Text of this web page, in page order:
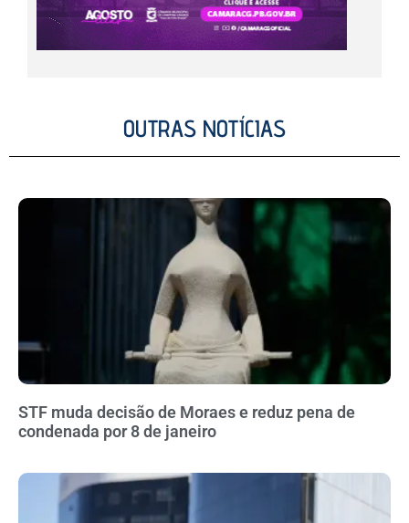
OUTRAS NOTÍCIAS
STF muda decisão de Moraes e reduz pena de
condenada por 8 de janeiro